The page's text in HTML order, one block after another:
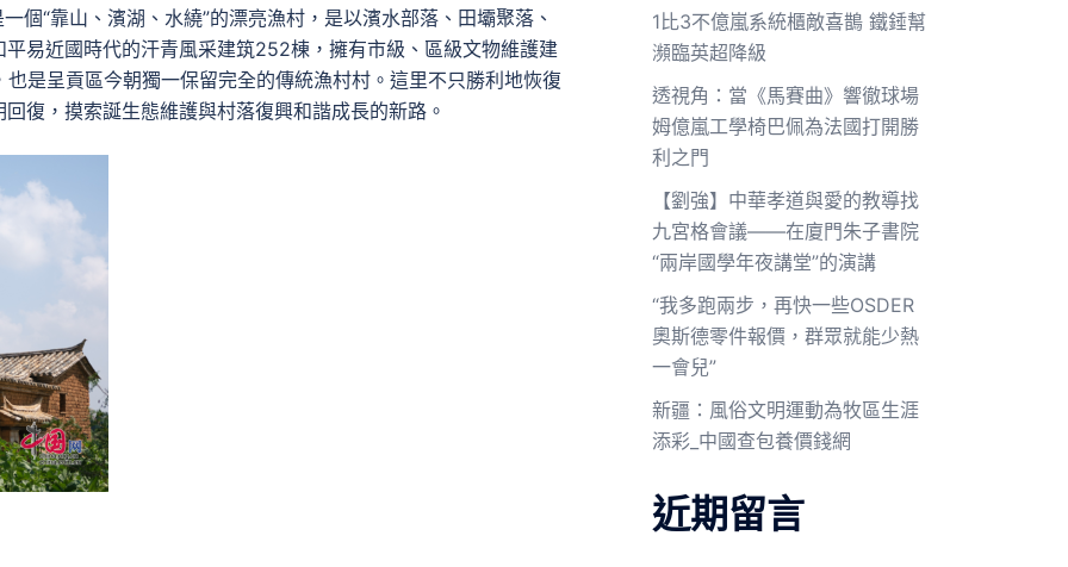
個“靠山、濱湖、水繞”的漂亮漁村，是以濱水部落、田壩聚落、
易近國時代的汗青風采建筑252棟，擁有市級、區級文物維護建
是呈貢區今朝獨一保留完全的傳統漁村村。這里不只勝利地恢復
復，摸索誕生態維護與村落復興和諧成長的新路。
1比3不億嵐系統櫃敵喜鵲 鐵錘幫
瀕臨英超降級
透視角：當《馬賽曲》響徹球場
姆億嵐工學椅巴佩為法國打開勝
利之門
【劉強】中華孝道與愛的教導找
九宮格會議——在廈門朱子書院
“兩岸國學年夜講堂”的演講
“我多跑兩步，再快一些OSDER
奧斯德零件報價，群眾就能少熱
一會兒”
新疆：風俗文明運動為牧區生涯
添彩_中國查包養價錢網
近期留言